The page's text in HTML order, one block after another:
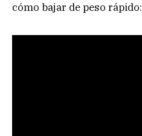
cómo bajar de peso rápido: